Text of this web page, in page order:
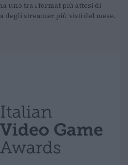
uno tra i format più attesi di
degli streamer più visti del mese.